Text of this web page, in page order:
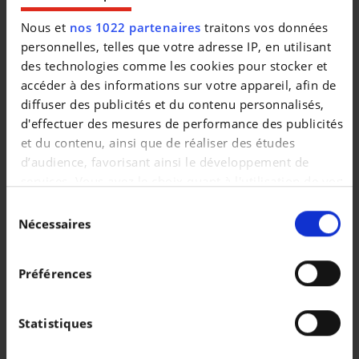
Nous et nos 1022 partenaires traitons vos données
personnelles, telles que votre adresse IP, en utilisant
des technologies comme les cookies pour stocker et
accéder à des informations sur votre appareil, afin de
diffuser des publicités et du contenu personnalisés,
d'effectuer des mesures de performance des publicités
et du contenu, ainsi que de réaliser des études
d’audience, favorisant ainsi le développement de
services. Vous avez le choix quant à l'utilisation de vos
retirer votre consentement à tout moment en
consultant la Déclaration relative aux cookies ou en
Collecter des informations sur votre localisation
géographique qui peuvent être précises à plusieurs
duNécessaires
Préférences
Statistiques
* EHBO-kit
* Buiten- en binnenspiegels met automatische dimfunctie
* Dynamic chassis
* Hill Start Assist
* Oncoming Lane Mitigation
* Hill Descent Control
* Noodremlichten
* Verwarmbaar stuurwiel
* Stuurwiel in leder. Silk Metal inleg en Glossy Black
* 18" met 5 aerospaken. Glossy Black/Diamond Cut (1076)
* Verwarmbare ruitenwissersproeiers vooraan
* Gevarendriehoek